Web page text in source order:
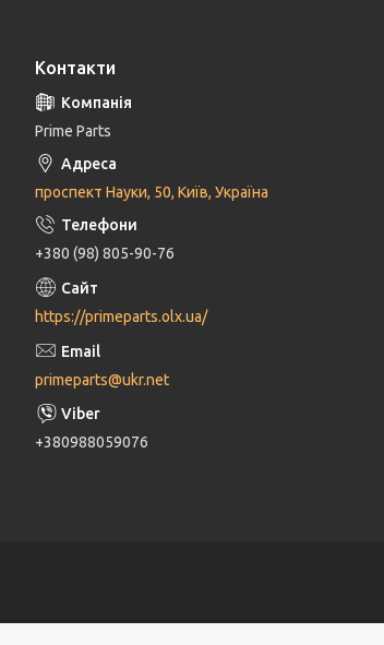
Контакти
Prime Parts
проспект Науки, 50, Київ, Україна
+380 (98) 805-90-76
https://primeparts.olx.ua/
primeparts@ukr.net
+380988059076